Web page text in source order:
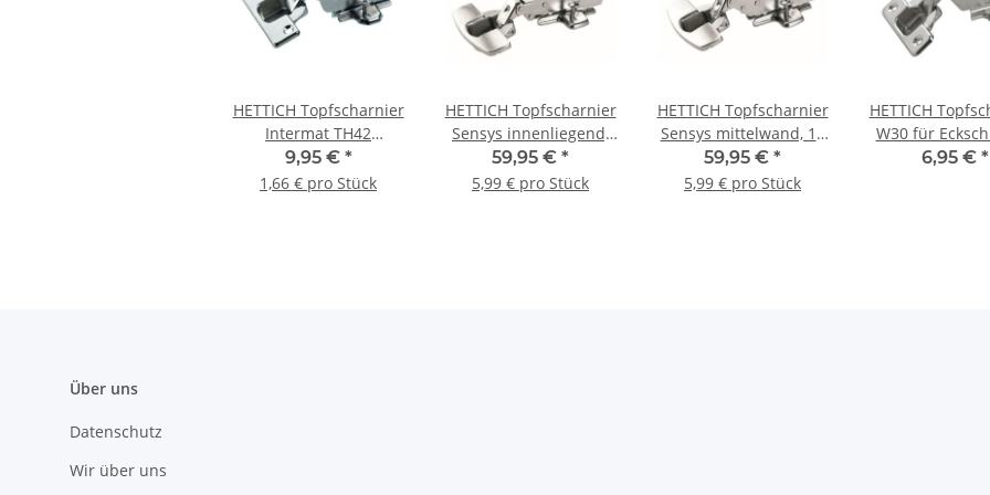
HETTICH Topfscharnier
Intermat TH42
innenliegend, 35 mm, 6
Stück
9,95 € *
1,66 € pro Stück
HETTICH Topfscharnier
Sensys innenliegend,
10 Stück
59,95 € *
5,99 € pro Stück
HETTICH Topfscharnier
Sensys mittelwand, 10
Stück
59,95 € *
5,99 € pro Stück
HETTICH
W30 für
35 mm
6,95 € *
Über uns
Datenschutz
Wir über uns